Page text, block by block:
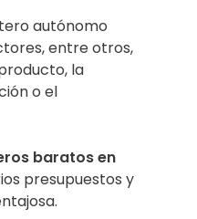
autónomo
entre otros,
la
o el
baratos en
presupuestos y